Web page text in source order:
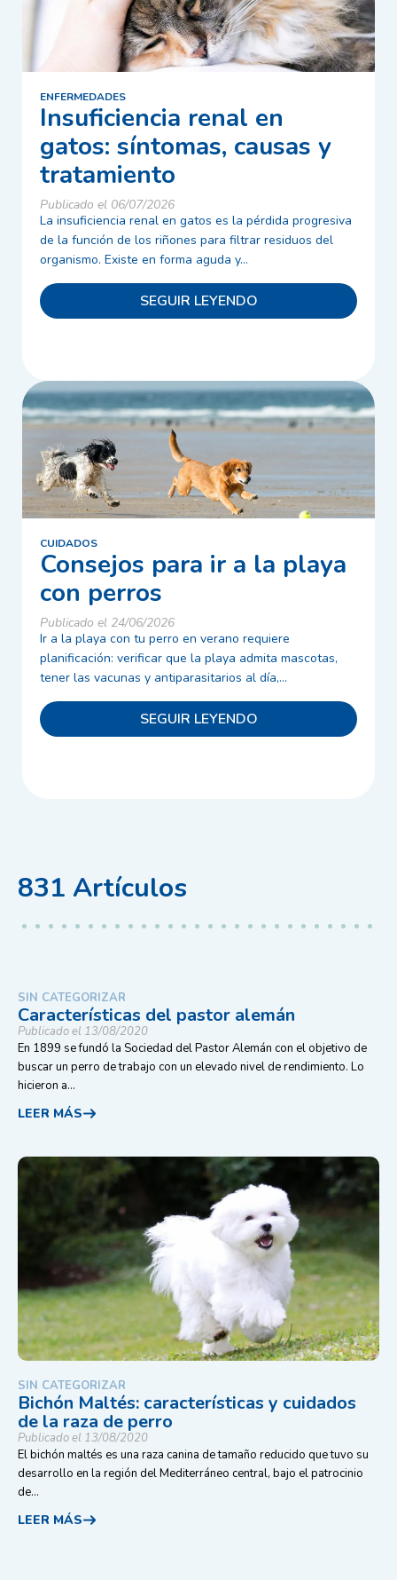
ENFERMEDADES
Insuficiencia renal en
gatos: síntomas, causas y
tratamiento
Publicado el 06/07/2026
La insuficiencia renal en gatos es la pérdida progresiva
de la función de los riñones para filtrar residuos del
organismo. Existe en forma aguda y...
SEGUIR LEYENDO
CUIDADOS
Consejos para ir a la playa
con perros
Publicado el 24/06/2026
Ir a la playa con tu perro en verano requiere
planificación: verificar que la playa admita mascotas,
tener las vacunas y antiparasitarios al día,...
SEGUIR LEYENDO
831 Artículos
SIN CATEGORIZAR
Características del pastor alemán
Publicado el 13/08/2020
En 1899 se fundó la Sociedad del Pastor Alemán con el objetivo de
buscar un perro de trabajo con un elevado nivel de rendimiento. Lo
hicieron a...
LEER MÁS
SIN CATEGORIZAR
Bichón Maltés: características y cuidados
de la raza de perro
Publicado el 13/08/2020
El bichón maltés es una raza canina de tamaño reducido que tuvo su
desarrollo en la región del Mediterráneo central, bajo el patrocinio
de...
LEER MÁS